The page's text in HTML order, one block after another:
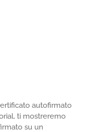
autofirmato
ti mostreremo
su un